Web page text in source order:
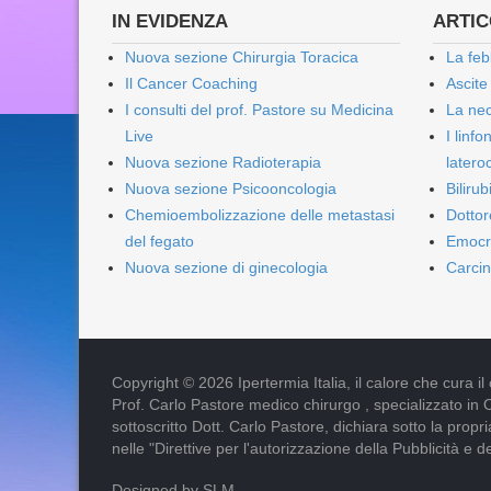
IN EVIDENZA
Nuova sezione Chirurgia Toracica
Il Cancer Coaching
I consulti del prof. Pastore su Medicina
Live
Nuova sezione Radioterapia
Nuova sezione Psicooncologia
Chemioembolizzazione delle metastasi
del fegato
Nuova sezione di ginecologia
La
La
I
Copyright © 2026 Ipertermia Italia, il calore che cura il
Prof. Carlo Pastore medico chirurgo , specializzato in
sottoscritto Dott. Carlo Pastore, dichiara sotto la
nelle "Direttive per l'autorizzazione della Pubblicità e